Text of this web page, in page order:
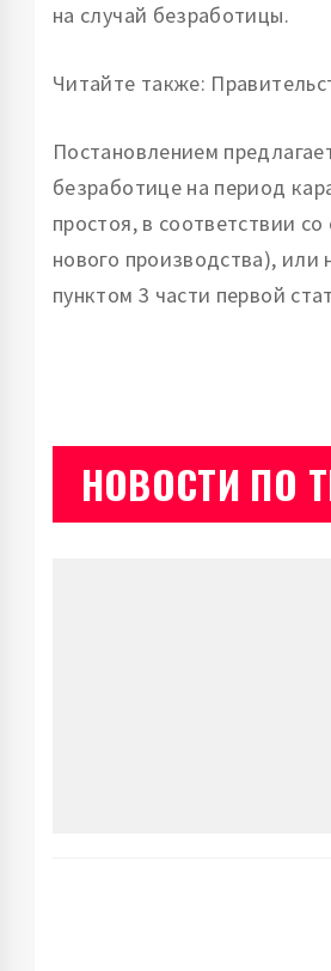
на случай безработицы.
Читайте также:
Постановлением
безработице на период
простоя, в соответствии
нового производства), или
пунктом 3 части первой
НОВОСТИ ПО